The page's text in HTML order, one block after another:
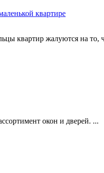
квартире
квартир жалуются на то,
окон и дверей. ...